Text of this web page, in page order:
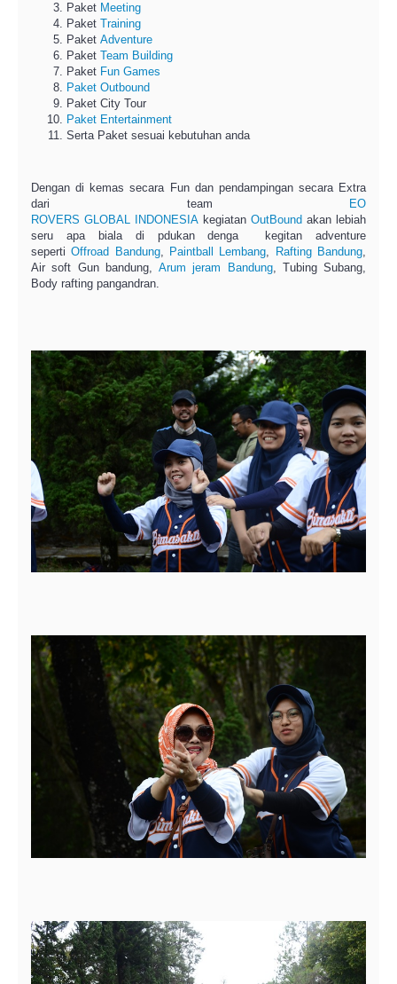
Paket Meeting
Paket Training
Paket Adventure
Paket Team Building
Paket Fun Games
Paket Outbound
Paket City Tour
Paket Entertainment
Serta Paket sesuai kebutuhan anda
Dengan di kemas secara Fun dan pendampingan secara Extra
dari team EO
ROVERS GLOBAL INDONESIA kegiatan OutBound akan lebiah
seru apa biala di pdukan denga kegitan adventure
sepertiOffroad Bandung, Paintball Lembang Rafting Bandung
Air soft Gun bandung, Arum jeram Bandung, Tubing Subang,
Body rafting pangandran.